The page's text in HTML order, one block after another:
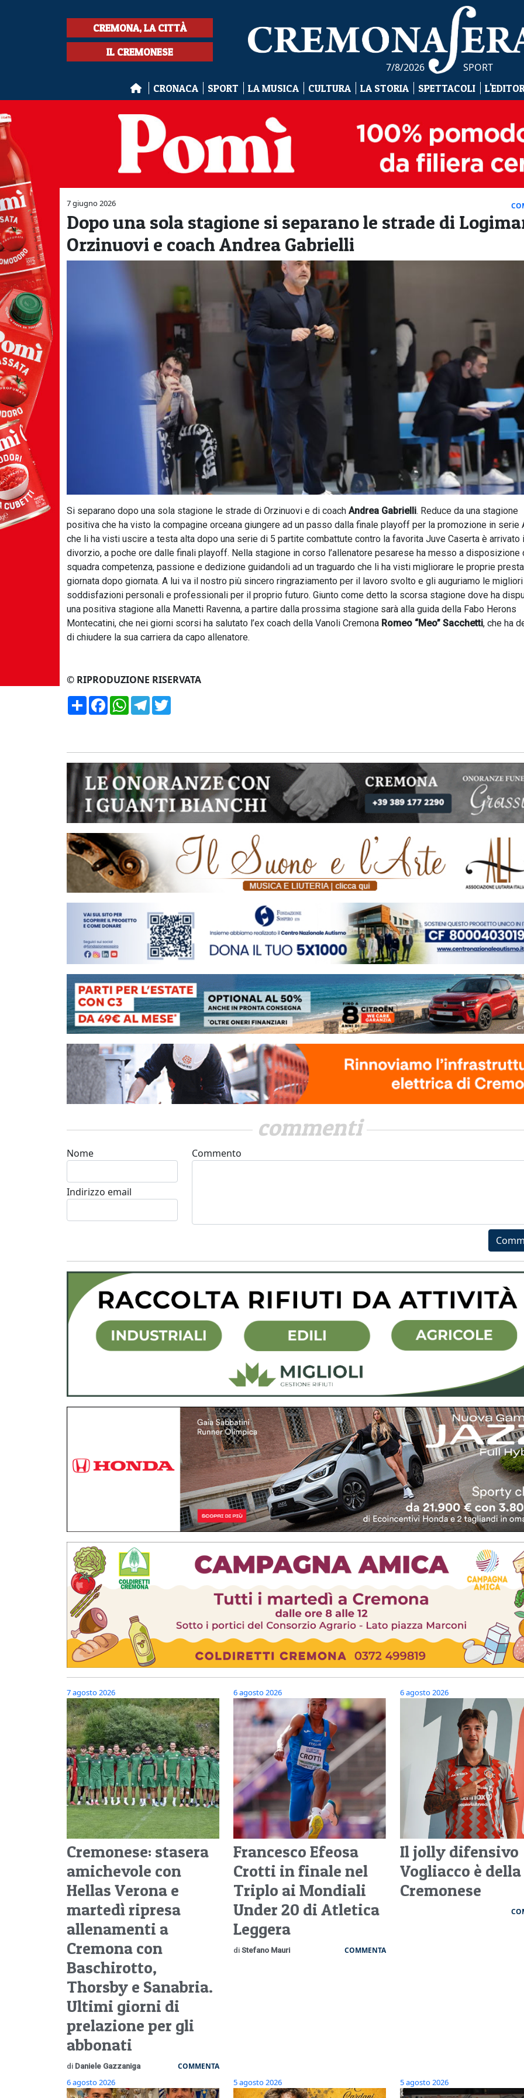
CREMONA, LA CITTÀ
IL CREMONESE
7/8/2026 SPORT
CRONACA SPORT LA MUSICA CULTURA LA STORIA SPETTACOLI
7 giugno 2026
Dopo una sola stagione si separano le strade di
Orzinuovi e coach Andrea Gabrielli
Si separano dopo una sola stagione le strade di Orzinuovi e di coach Andrea Gabrielli. Reduce da una stagione
positiva che ha visto la compagine orceana giungere ad un passo dalla finale playoff per la promozione in serie
che li ha visti uscire a testa alta dopo una serie di 5 partite combattute contro la favorita Juve Caserta è arrivato
divorzio, a poche ore dalle finali playoff. Nella stagione in corso l’allenatore pesarese ha messo a disposizione
squadra competenza, passione e dedizione guidandoli ad un traguardo che li ha visti migliorare le proprie
giornata dopo giornata. A lui va il nostro più sincero ringraziamento per il lavoro svolto e gli auguriamo le migliori
soddisfazioni personali e professionali per il proprio futuro. Giunto come detto la scorsa stagione dove ha
una positiva stagione alla Manetti Ravenna, a partire dalla prossima stagione sarà alla guida della Fabo Herons
Montecatini, che nei giorni scorsi ha salutato l’ex coach della Vanoli Cremona Romeo “Meo” Sacchetti, che ha
di chiudere la sua carriera da capo allenatore.
© RIPRODUZIONE RISERVATA
CondividiFacebookWhatsApp
Telegram
commenti
Nome
Indirizzo email
Commento
7 agosto 2026
Cremonese: stasera
amichevole con
Hellas Verona e
martedì ripresa
allenamenti a
Cremona con
Baschirotto,
Thorsby e Sanabria.
Ultimi giorni di
prelazione per gli
abbonati
di Daniele Gazzaniga COMMENTA
6 agosto 2026
Francesco Efeosa
Crotti in finale nel
Triplo ai Mondiali
Under 20 di Atletica
Leggera
di Stefano Mauri COMMENTA
6 agosto 2026
Il jolly difensivo
Vogliacco è della
Cremonese
6 agosto 2026 5 agosto 2026 5 agosto 2026